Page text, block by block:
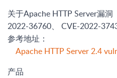
关于Apache HTTP Server漏
2022-36760、 CVE-2022-
参考地址：
Apache HTTP Server 2.4
产品